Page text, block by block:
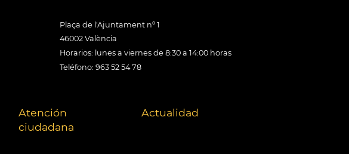
Plaça de l'Ajuntament nº 1
46002 València
Horarios: lunes a viernes de 8:30 a 14:00 horas
Teléfono: 963 52 54 78
Atención
ciudadana
Actualidad